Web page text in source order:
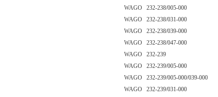
WAGO 232-238/005-000
WAGO 232-238/031-000
WAGO 232-238/039-000
WAGO 232-238/047-000
WAGO 232-239
WAGO 232-239/005-000
WAGO 232-239/005-000/039-000
WAGO 232-239/031-000